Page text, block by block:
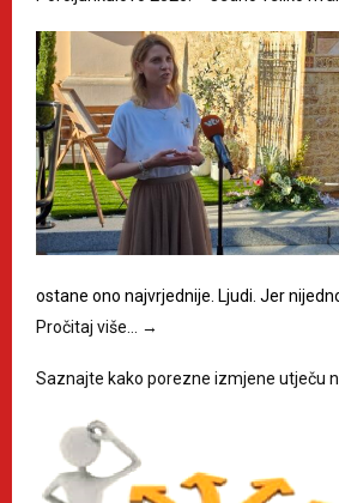
ostane ono najvrjednije. Ljudi. Jer
Pročitaj više…
→
Saznajte kako porezne izmjene utječu